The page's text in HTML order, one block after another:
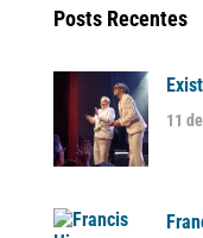
Posts Recentes
11